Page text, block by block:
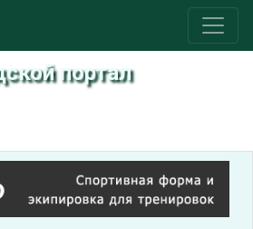
портал